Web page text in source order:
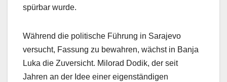
spürbar wurde.
Während die politische Führung in Sarajevo
versucht, Fassung zu bewahren, wächst in Banja
Luka die Zuversicht. Milorad Dodik, der seit
Jahren an der Idee einer eigenständigen